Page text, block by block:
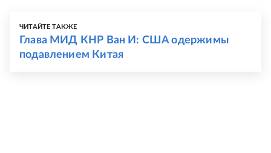
ЧИТАЙТЕ ТАКЖЕ
Глава МИД КНР Ван И: США одержимы
подавлением Китая